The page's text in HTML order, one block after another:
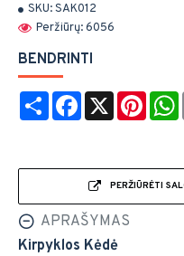
SKU:SAK012
Peržiūrų: 6056
BENDRINTI
Share Facebook
X
PERŽIŪRĖTI
APRAŠYMAS
Kirpyklos Kėdė